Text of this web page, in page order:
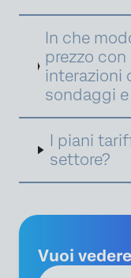
registrazione
Qualtrics per
azioni ottimali.
interazione
seguito sono
per le tre
all'interno della
In che
prezzo con
interazioni
sondaggi
I piani
settore?
Vuoi